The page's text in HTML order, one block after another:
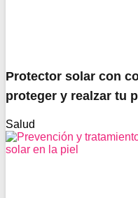
Protector solar con
proteger y realzar tu
Salud